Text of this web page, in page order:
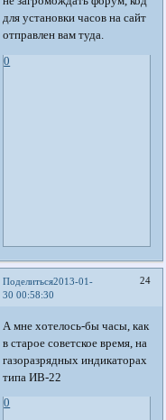
для установки часов на сайт
отправлен вам туда.
0
Поделиться 24
2013-01-
30 00:58:30
А мне хотелось-бы часы, как
в старое советское время, на
газоразрядных индикаторах
типа ИВ-22
0